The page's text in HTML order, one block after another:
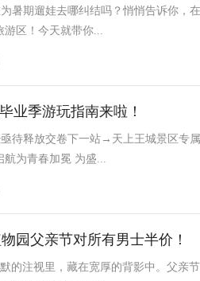
暑期遛娃去哪纠结吗？悄悄告诉你
游区！今天就带你...
业季游玩指南来啦！
待释放交卷下一站→天上王城景区专
航为青春加冕 为盛...
园父亲节对所有男士半价！
的注视里，藏在宽厚的背影中。父亲